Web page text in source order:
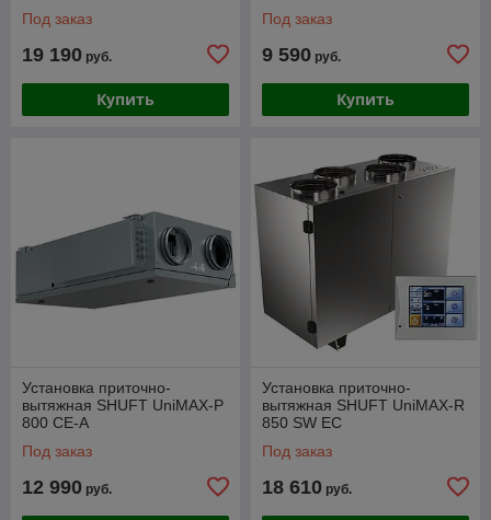
Под заказ
19 190 руб.
Купить
Под заказ
9 590 руб.
Купить
Установка приточно-
вытяжная SHUFT UniMAX-P
800 CE-A
Под заказ
12 990 руб.
Установка приточно-
вытяжная SHUFT UniMAX-R
850 SW EC
Под заказ
18 610 руб.